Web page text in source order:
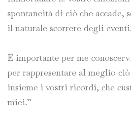
spontaneità di ciò che accade,
il naturale scorrere degli eventi.
È importante per me
per rappresentare al meglio
insieme i vostri ricordi, che
miei.”